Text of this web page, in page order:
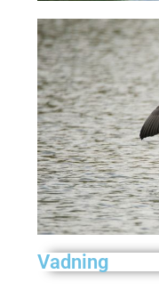
Vadning